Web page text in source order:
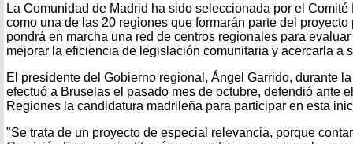
La Comunidad de Madrid ha sido seleccionada por el
como una de las 20 regiones que formarán parte del
pondrá en marcha una red de centros regionales para
mejorar la eficiencia de legislación comunitaria y acercarla a
El presidente del Gobierno regional, Ángel Garrido, durante
efectuó a Bruselas el pasado mes de octubre, defendió ante
Regiones la candidatura madrileña para participar en esta
"Se trata de un proyecto de especial relevancia, porque